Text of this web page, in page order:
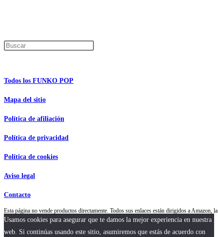
Todos los FUNKO POP
Mapa del sitio
Política de afiliación
Política de privacidad
Política de cookies
Aviso legal
Contacto
Esta página no vende productos directamente. Todos sus enlaces están dirigidos a
Usamos cookies para asegurar que te damos la mejor experiencia en nuestra
web. Si continúas usando este sitio, asumiremos que estás de acuerdo con